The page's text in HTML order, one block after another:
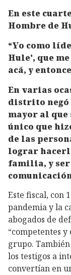
En este
Hombre de
“Yo como
Hule’, que
acá, y
En varias
distrito negó
mayor al que
único que
de las
lograr
familia, y ser
Este fiscal, con
pandemia y la
abogados de
“competentes
grupo.
los testigos a
convertían en